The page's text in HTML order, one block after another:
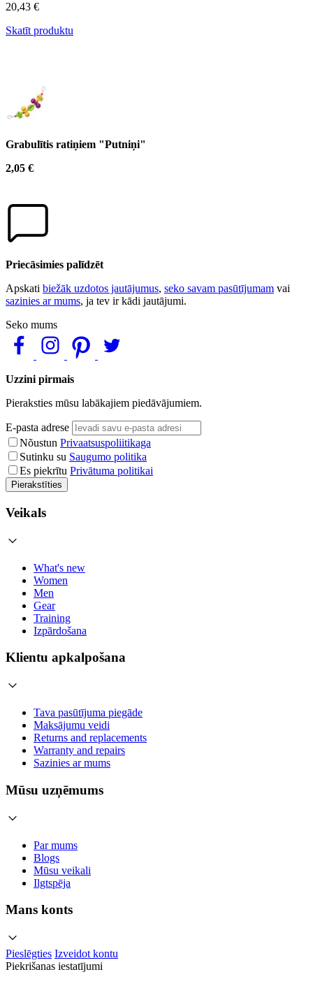
20,43 €
Skatīt produktu
Grabulītis ratiņiem "Putniņi"
2,05 €
Priecāsimies palīdzēt
Apskati biežāk uzdotos jautājumus, seko savam pasūtījumam vai
sazinies ar mums, ja tev ir kādi jautājumi.
Seko mums
Uzzini pirmais
Pieraksties mūsu labākajiem piedāvājumiem.
E-pasta adrese
Nõustun Privaatsuspoliitikaga
Sutinku su Saugumo politika
Es piekrītu Privātuma politikai
Pierakstīties
Veikals
What's new
Women
Men
Gear
Training
Izpārdošana
Klientu apkalpošana
Tava pasūtījuma piegāde
Maksājumu veidi
Returns and replacements
Warranty and repairs
Sazinies ar mums
Mūsu uzņēmums
Par mums
Blogs
Mūsu veikali
Ilgtspēja
Mans konts
Pieslēgties Izveidot kontu
Piekrišanas iestatījumi